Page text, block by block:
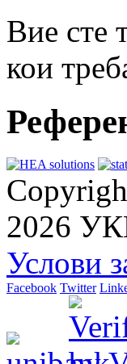
Вие сте
кои
2026
Услови
Facebook Twitter